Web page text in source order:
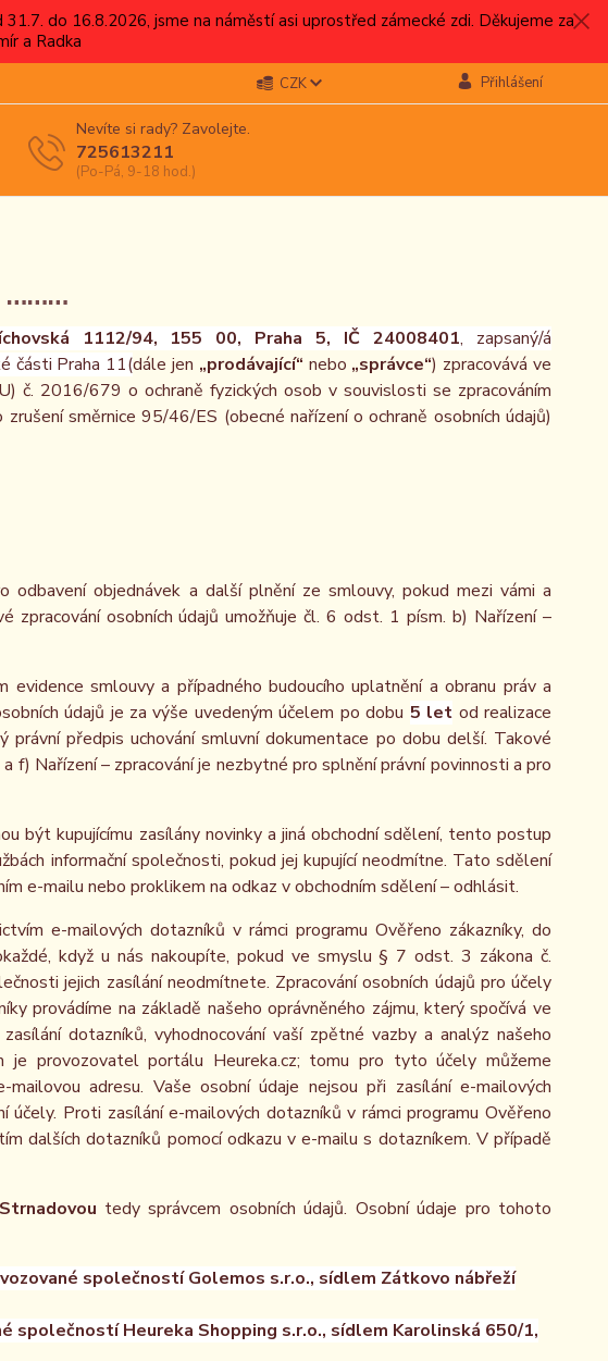
do 16.8.2026, jsme na náměstí asi uprostřed zámecké zdi. Děkujeme za
a Radka
CZK Přihlášení
Nevíte si rady? Zavolejte.
725613211
(Po-Pá, 9-18 hod.)
………
1112/94, 155 00, Praha 5, IČ 24008401, zapsaný/á
části Praha 11(dále jen „prodávající“ nebo „správce“) zpracovává ve
č. 2016/679 o ochraně fyzických osob v souvislosti se zpracováním
směrnice 95/46/ES (obecné nařízení o ochraně osobních údajů)
odbavení objednávek a další plnění ze smlouvy, pokud mezi vámi a
zpracování osobních údajů umožňuje čl. 6 odst. 1 písm. b) Nařízení –
evidence smlouvy a případného budoucího uplatnění a obranu práv a
údajů je za výše uvedeným účelem po dobu 5 let od realizace
předpis uchování smluvní dokumentace po dobu delší. Takové
f) Nařízení – zpracování je nezbytné pro splnění právní povinnosti a pro
být kupujícímu zasílány novinky a jiná obchodní sdělení, tento postup
informační společnosti, pokud jej kupující neodmítne. Tato sdělení
e-mailu nebo proklikem na odkaz v obchodním sdělení – odhlásit.
e-mailových dotazníků v rámci programu Ověřeno zákazníky, do
když u nás nakoupíte, pokud ve smyslu § 7 odst. 3 zákona č.
jejich zasílání neodmítnete. Zpracování osobních údajů pro účely
provádíme na základě našeho oprávněného zájmu, který spočívá ve
dotazníků, vyhodnocování vaší zpětné vazby a analýz našeho
je provozovatel portálu Heureka.cz; tomu pro tyto účely můžeme
adresu. Vaše osobní údaje nejsou při zasílání e-mailových
Proti zasílání e-mailových dotazníků v rámci programu Ověřeno
dalších dotazníků pomocí odkazu v e-mailu s dotazníkem. V případě
tedy správcem osobních údajů. Osobní údaje pro tohoto
společností Golemos s.r.o., sídlem Zátkovo nábřeží
společností Heureka Shopping s.r.o., sídlem Karolinská 650/1,